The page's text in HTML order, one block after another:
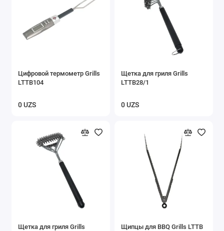
Цифровой термометр Grills
LTTB104
0 UZS
Щетка для гриля Grills
LTTB28/1
0 UZS
Щетка для гриля Grills
Щипцы для BBQ Grills LTTB